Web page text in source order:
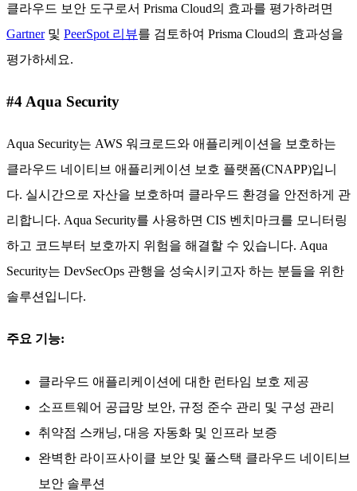
클라우드 보안 도구로서 Prisma Cloud의 효과를 평가하려면
Gartner및 PeerSpot 리뷰를 검토하여 Prisma Cloud의 효과성을
평가하세요.
#4 Aqua Security
Aqua Security는 AWS 워크로드와 애플리케이션을 보호하는
클라우드 네이티브 애플리케이션 보호 플랫폼(CNAPP)입니
다. 실시간으로 자산을 보호하며 클라우드 환경을 안전하게 관
리합니다. Aqua Security를 사용하면 CIS 벤치마크를 모니터링
하고 코드부터 보호까지 위험을 해결할 수 있습니다. Aqua
Security는 DevSecOps 관행을 성숙시키고자 하는 분들을 위한
솔루션입니다.
주요 기능:
클라우드 애플리케이션에 대한 런타임 보호 제공
소프트웨어 공급망 보안, 규정 준수 관리 및 구성 관리
취약점 스캐닝, 대응 자동화 및 인프라 보증
완벽한 라이프사이클 보안 및 풀스택 클라우드 네이티브
보안 솔루션